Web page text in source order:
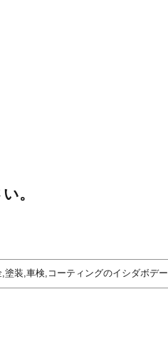
。
,塗装,車検,コーティングのイシダボデー